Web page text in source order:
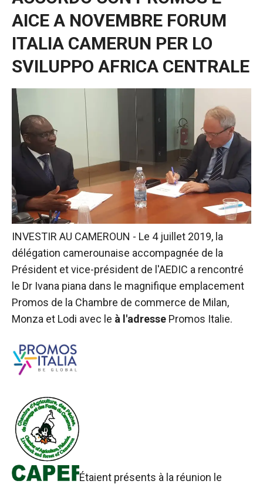
AICE A NOVEMBRE FORUM
ITALIA CAMERUN PER LO
SVILUPPO AFRICA CENTRALE
INVESTIR AU CAMEROUN - Le 4 juillet 2019, la
délégation camerounaise accompagnée de la
Président et vice-président de l'AEDIC a rencontré
le Dr Ivana piana dans le magnifique emplacement
Promos de la Chambre de commerce de Milan,
Monza et Lodi avec le à l'adresse Promos Italie.
Étaient présents à la réunion le
Nécessaire
Ces cookies ne
sont pas
facultatifs. Ils
sont
nécessaires au
fonctionnement
du site web.
Statistiques
Afin
d'améliorer la
et la structure
du site web,
en fonction
de la manière
dont le site
est utilisé.